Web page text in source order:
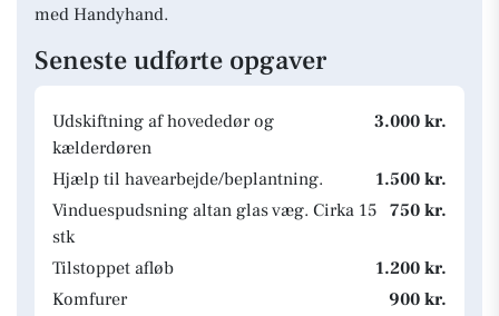
med Handyhand.
Seneste udførte opgaver
Udskiftning af hovededør og
kælderdøren
3.000 kr.
Hjælp til havearbejde/beplantning.
1.500 kr.
Vinduespudsning altan glas væg. Cirka 15
stk
750 kr.
Tilstoppet afløb
1.200 kr.
Komfurer
900 kr.